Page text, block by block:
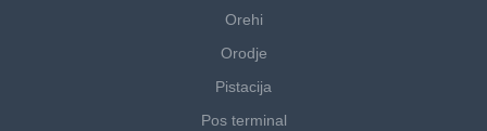
Orehi
Orodje
Pistacija
Pos terminal